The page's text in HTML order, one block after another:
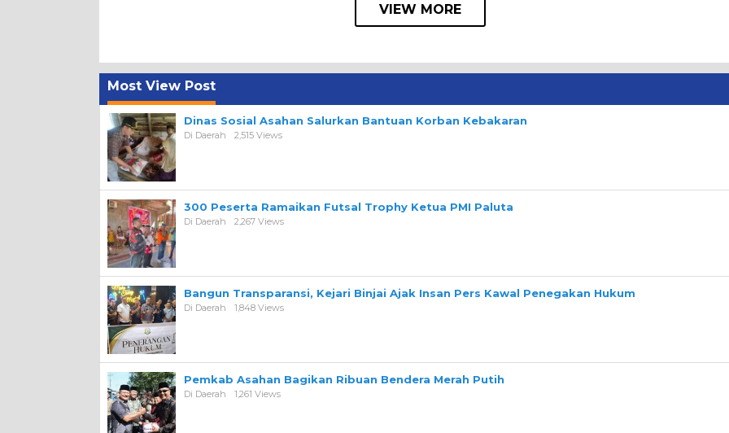
VIEW MORE
Most View Post
Dinas Sosial Asahan Salurkan Bantuan Korban Kebakaran
Di Daerah 2,515 Views
300 Peserta Ramaikan Futsal Trophy Ketua PMI Paluta
Di Daerah 2,267 Views
Bangun Transparansi, Kejari Binjai Ajak Insan Pers Kawal Penegakan Hukum
Di Daerah 1,848 Views
Pemkab Asahan Bagikan Ribuan Bendera Merah Putih
Di Daerah 1,261 Views